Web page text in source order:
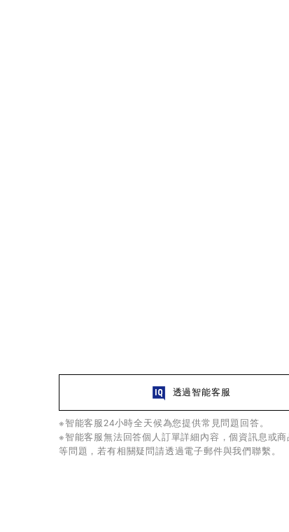
透過智能客服
※智能客服24小時全天候為您提供常見問題回答。
※智能客服無法回答個人訂單詳細內容，個資訊息或商
等問題，若有相關疑問請透過電子郵件與我們聯繫。